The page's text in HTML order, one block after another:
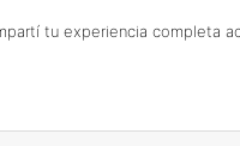
tu experiencia completa